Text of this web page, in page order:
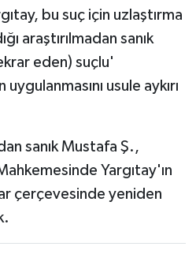
bu suç için uzlaştırma
araştırılmadan sanık
eden) suçlu'
usule aykırı
sanık Mustafa Ş.,
Yargıtay'ın
çerçevesinde yeniden